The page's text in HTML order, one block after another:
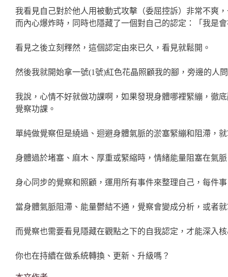
我看見自己對於他人用被動式攻擊（委屈控訴）非常不爽
而內心爆炸時，同時也隱藏了一個對自己的認定：「我是
看見之後立刻釋然，這個認定由來已久，看見就鬆開。
然後我就開始拿一號(1號)紅色花晶照顧我的腳，旁邊的人
我說，心情不好就做功課啊，如果發現身體哪裡緊繃，徹
覺察功課。
單純做覺察但是繞過、迴避身體氣脈的淤塞緊繃和阻滯，
身體過於堵塞、麻木、厚重或緊縮時，情緒能量阻塞在氣
身心同步的覺察和照顧，運用所有事件來整理自己，每件
當身體氣脈阻滯、能量鬱結不通，覺察會變成分析，或者
而覺察也需要看見隱藏在觀點之下的自我認定，才能深入
你也在持續在做系統轉換、更新、升級嗎？